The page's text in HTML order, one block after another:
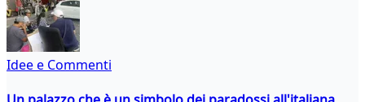
Idee e Commenti